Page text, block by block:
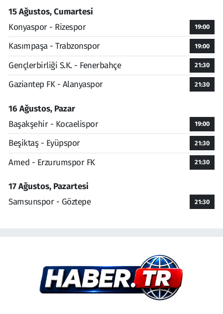
15 Ağustos, Cumartesi
Konyaspor - Rizespor
19:00
Kasımpaşa - Trabzonspor 19:00
Gençlerbirliği S.K. - Fenerbahçe 21:30
Gaziantep FK - Alanyaspor 21:30
16 Ağustos, Pazar
Başakşehir - Kocaelispor
19:00
Beşiktaş - Eyüpspor 21:30
Amed - Erzurumspor FK 21:30
17 Ağustos, Pazartesi
Samsunspor - Göztepe
21:30